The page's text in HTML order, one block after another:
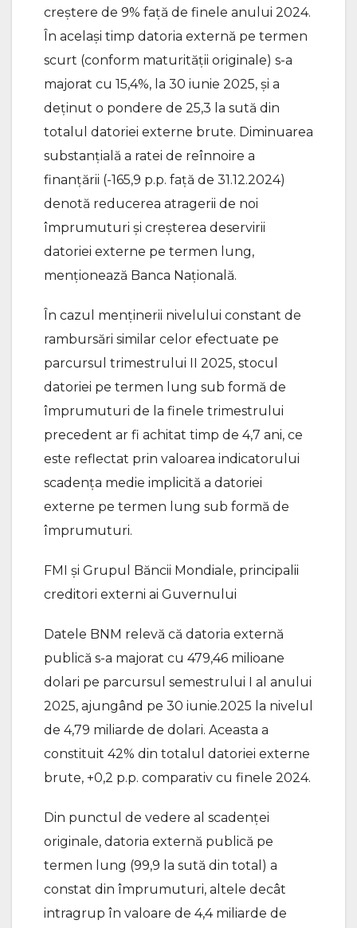
creștere de 9% față de finele anului 2024.
În acelaşi timp datoria externă pe termen
scurt (conform maturității originale) s-a
majorat cu 15,4%, la 30 iunie 2025, și a
deținut o pondere de 25,3 la sută din
totalul datoriei externe brute. Diminuarea
substanțială a ratei de reînnoire a
finanțării (-165,9 p.p. față de 31.12.2024)
denotă reducerea atragerii de noi
împrumuturi și creșterea deservirii
datoriei externe pe termen lung,
menționează Banca Naţională.
În cazul menținerii nivelului constant de
rambursări similar celor efectuate pe
parcursul trimestrului II 2025, stocul
datoriei pe termen lung sub formă de
împrumuturi de la finele trimestrului
precedent ar fi achitat timp de 4,7 ani, ce
este reflectat prin valoarea indicatorului
scadența medie implicită a datoriei
externe pe termen lung sub formă de
împrumuturi.
FMI și Grupul Băncii Mondiale, principalii
creditori externi ai Guvernului
Datele BNM relevă că datoria externă
publică s-a majorat cu 479,46 milioane
dolari pe parcursul semestrului I al anului
2025, ajungând pe 30 iunie.2025 la nivelul
de 4,79 miliarde de dolari. Aceasta a
constituit 42% din totalul datoriei externe
brute, +0,2 p.p. comparativ cu finele 2024.
Din punctul de vedere al scadenței
originale, datoria externă publică pe
termen lung (99,9 la sută din total) a
constat din împrumuturi, altele decât
intragrup în valoare de 4,4 miliarde de